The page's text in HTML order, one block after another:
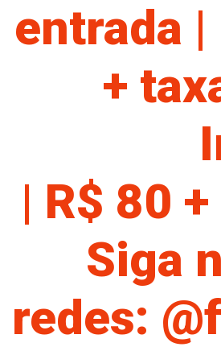
entrada |
+
| R$ 80
Siga
redes: